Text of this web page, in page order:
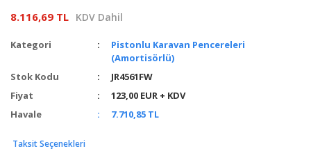
8.116,69 TL KDV Dahil
Kategori
Pistonlu Karavan Pencereleri
(Amortisörlü)
Stok Kodu
JR4561FW
Fiyat
123,00 EUR + KDV
Havale
7.710,85 TL
Taksit Seçenekleri